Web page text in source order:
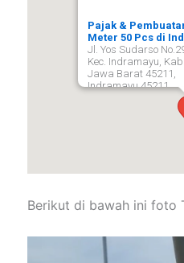
Pajak &
Meter 50 Pcs di
Jl. Yos Sudarso
Kec. Indramayu,
Jawa Barat 45211,
Indramayu 45211
Berikut di bawah ini foto